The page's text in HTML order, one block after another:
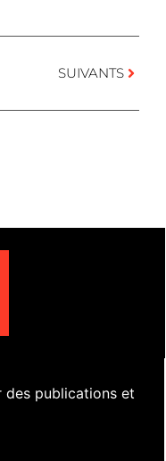
SUIVANTS
des publications et